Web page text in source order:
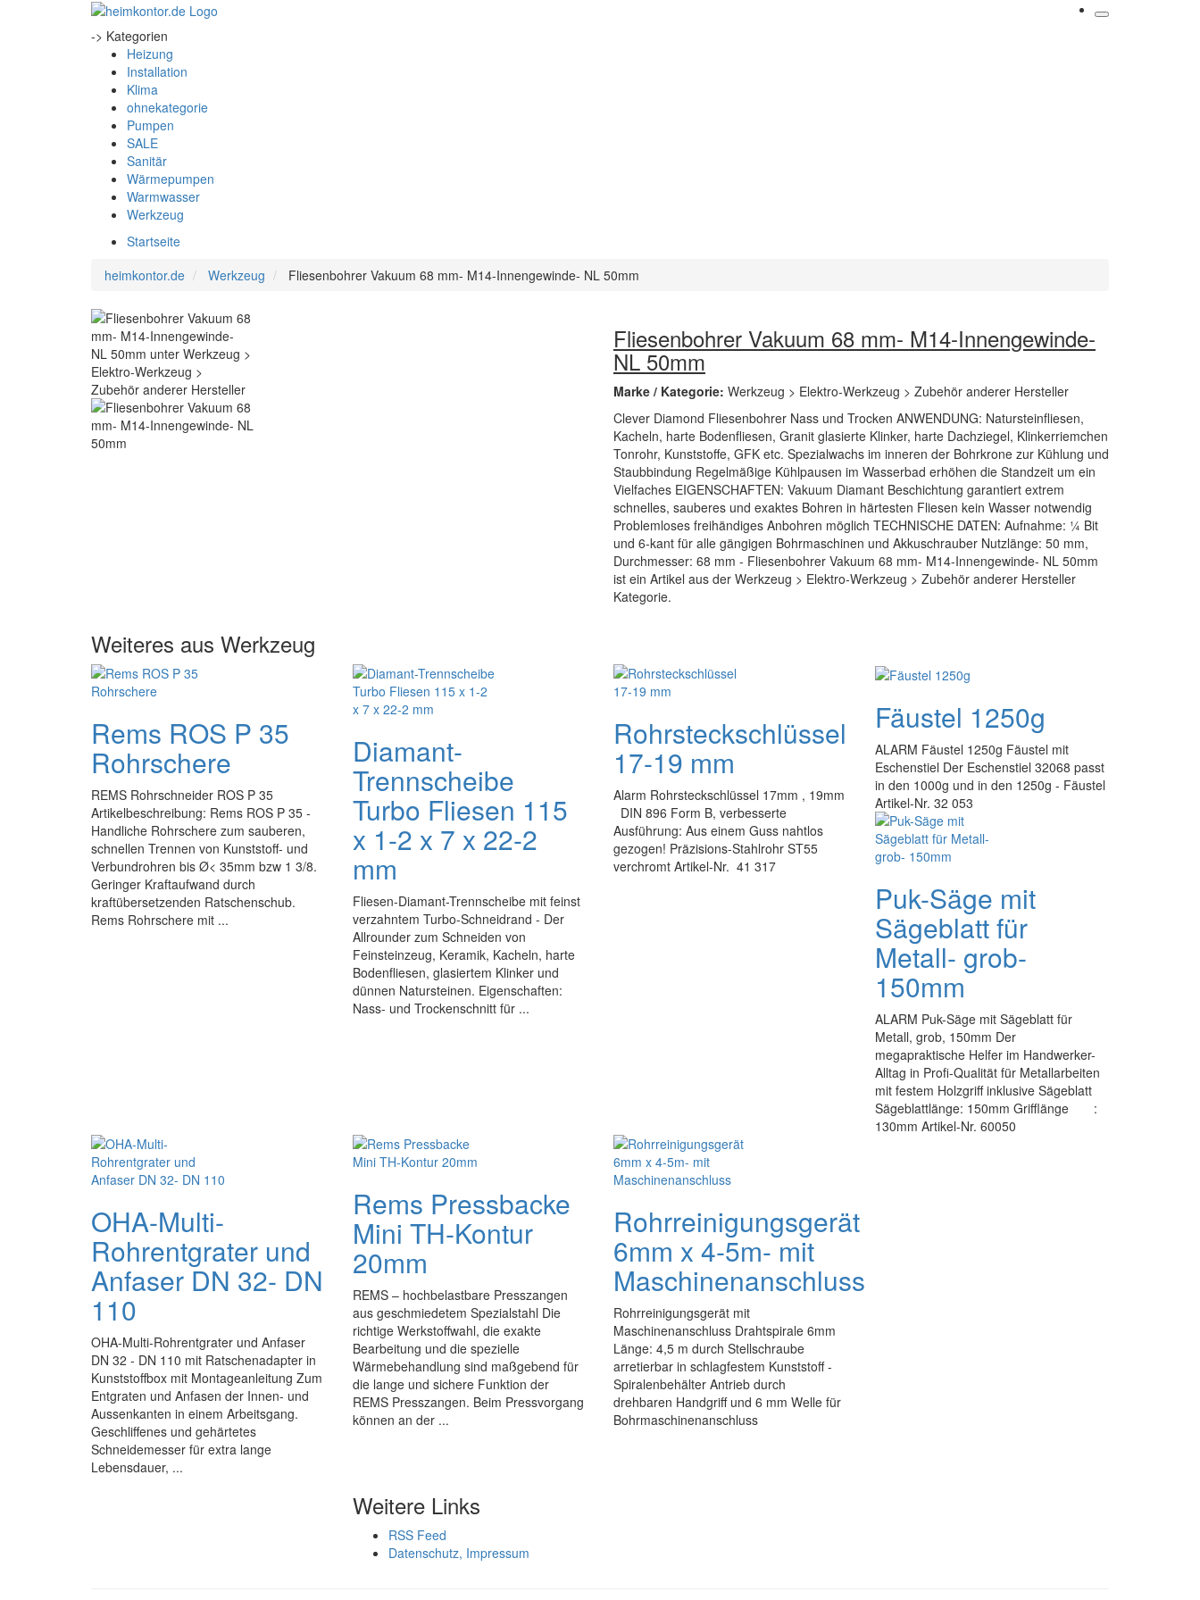
-> Kategorien
Heizung
Installation
Klima
ohnekategorie
Pumpen
SALE
Sanitär
Wärmepumpen
Warmwasser
Werkzeug
Startseite
heimkontor.de
Werkzeug Fliesenbohrer Vakuum 68 mm- M14-Innengewinde- NL 50mm
Fliesenbohrer Vakuum 68 mm- M14-Innengewinde-
NL 50mm
Marke / Kategorie: Werkzeug > Elektro-Werkzeug > Zubehör anderer Hersteller
Clever Diamond Fliesenbohrer Nass und Trocken ANWENDUNG: Natursteinfliesen,
Kacheln, harte Bodenfliesen, Granit glasierte Klinker, harte Dachziegel, Klinkerriemchen
Tonrohr, Kunststoffe, GFK etc. Spezialwachs im inneren der Bohrkrone zur Kühlung und
Staubbindung Regelmäßige Kühlpausen im Wasserbad erhöhen die Standzeit um ein
Vielfaches EIGENSCHAFTEN: Vakuum Diamant Beschichtung garantiert extrem
schnelles, sauberes und exaktes Bohren in härtesten Fliesen kein Wasser notwendig
Problemloses freihändiges Anbohren möglich TECHNISCHE DATEN: Aufnahme: ¼ Bit
und 6-kant für alle gängigen Bohrmaschinen und Akkuschrauber Nutzlänge: 50 mm,
Durchmesser: 68 mm - Fliesenbohrer Vakuum 68 mm- M14-Innengewinde- NL 50mm
ist ein Artikel aus der Werkzeug > Elektro-Werkzeug > Zubehör anderer Hersteller
Kategorie.
Weiteres aus Werkzeug
Rems ROS P 35
Rohrschere
REMS Rohrschneider ROS P 35
Artikelbeschreibung: Rems ROS P 35 -
Handliche Rohrschere zum sauberen,
schnellen Trennen von Kunststoff- und
Verbundrohren bis Ø< 35mm bzw 1 3/8.
Geringer Kraftaufwand durch
kraftübersetzenden Ratschenschub.
Rems Rohrschere mit ...
Diamant-
Trennscheibe
Turbo Fliesen 115
x 1-2 x 7 x 22-2
mm
Fliesen-Diamant-Trennscheibe mit feinst
verzahntem Turbo-Schneidrand - Der
Allrounder zum Schneiden von
Feinsteinzeug, Keramik, Kacheln, harte
Bodenfliesen, glasiertem Klinker und
dünnen Natursteinen. Eigenschaften:
Nass- und Trockenschnitt für ...
Rohrsteckschlüssel
17-19 mm
Alarm Rohrsteckschlüssel 17mm , 19mm
DIN 896 Form B, verbesserte
Ausführung: Aus einem Guss nahtlos
gezogen! Präzisions-Stahlrohr ST55
verchromt Artikel-Nr. 41 317
Fäustel 1250g
ALARM Fäustel 1250g Fäustel mit
Eschenstiel Der Eschenstiel 32068 passt
in den 1000g und in den 1250g - Fäustel
Artikel-Nr. 32 053
Puk-Säge mit
Sägeblatt für
Metall- grob-
150mm
ALARM Puk-Säge mit Sägeblatt für
Metall, grob, 150mm Der
megapraktische Helfer im Handwerker-
Alltag in Profi-Qualität für Metallarbeiten
mit festem Holzgriff inklusive Sägeblatt
Sägeblattlänge: 150mm Grifflänge :
130mm Artikel-Nr. 60050
OHA-Multi-
Rohrentgrater und
Anfaser DN 32- DN
110
OHA-Multi-Rohrentgrater und Anfaser
DN 32 - DN 110 mit Ratschenadapter in
Kunststoffbox mit Montageanleitung Zum
Entgraten und Anfasen der Innen- und
Aussenkanten in einem Arbeitsgang.
Geschliffenes und gehärtetes
Schneidemesser für extra lange
Lebensdauer, ...
Rems Pressbacke
Mini TH-Kontur
20mm
REMS – hochbelastbare Presszangen
aus geschmiedetem Spezialstahl Die
richtige Werkstoffwahl, die exakte
Bearbeitung und die spezielle
Wärmebehandlung sind maßgebend für
die lange und sichere Funktion der
REMS Presszangen. Beim Pressvorgang
können an der ...
Rohrreinigungsgerät
6mm x 4-5m- mit
Maschinenanschluss
Rohrreinigungsgerät mit
Maschinenanschluss Drahtspirale 6mm
Länge: 4,5 m durch Stellschraube
arretierbar in schlagfestem Kunststoff -
Spiralenbehälter Antrieb durch
drehbaren Handgriff und 6 mm Welle für
Bohrmaschinenanschluss
Weitere Links
RSS Feed
Datenschutz, Impressum